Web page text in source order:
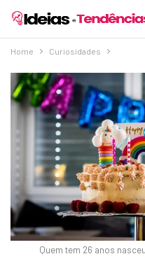
Home Curiosidades
Quem tem 26 anos